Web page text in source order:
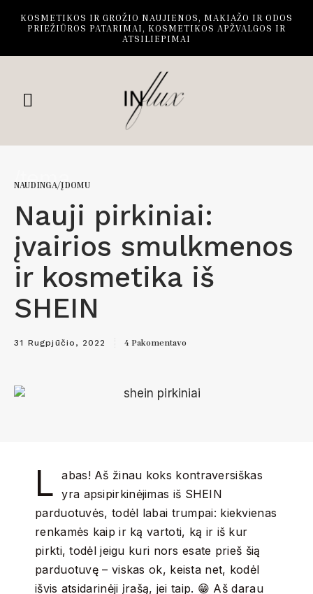
KOSMETIKOS IR GROŽIO NAUJIENOS, MAKIAŽO IR ODOS
PRIEŽIŪROS PATARIMAI, KOSMETIKOS APŽVALGOS IR
ATSILIEPIMAI
/tema
NAUDINGA/ĮDOMU
Nauji pirkiniai:
įvairios smulkmenos
ir kosmetika iš
SHEIN
31 Rugpjūčio, 2022 4 Pakomentavo
L
abas! Aš žinau koks kontraversiškas
yra apsipirkinėjimas iš SHEIN
parduotuvės, todėl labai trumpai: kiekvienas
renkamės kaip ir ką vartoti, ką ir iš kur
pirkti, todėl jeigu kuri nors esate prieš šią
parduotuvę – viskas ok, keista net, kodėl
išvis atsidarinėji įrašą, jei taip. 😁 Aš darau